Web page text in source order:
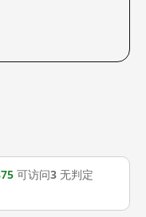
可访问3 无判定